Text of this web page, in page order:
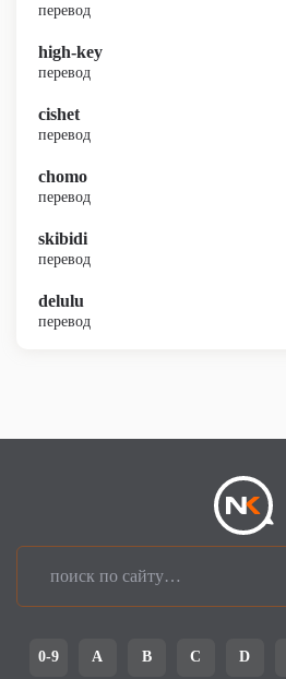
перевод
high-key
перевод
cishet
перевод
chomo
перевод
skibidi
перевод
delulu
перевод
0-9 A B C D